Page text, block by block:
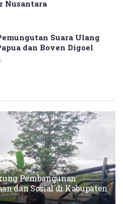
Nusantara
Suara Ulang
dan Boven Digoel
Pembangunan
dan Sosial di Kabupaten